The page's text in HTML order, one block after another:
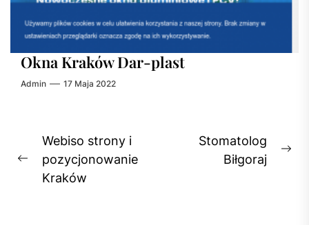
Okna Kraków Dar-plast
Admin 17 Maja 2022
Nawigacja
wpisu
Previous
post:
Webiso strony i
pozycjonowanie
Kraków
Stomatolog
Biłgoraj